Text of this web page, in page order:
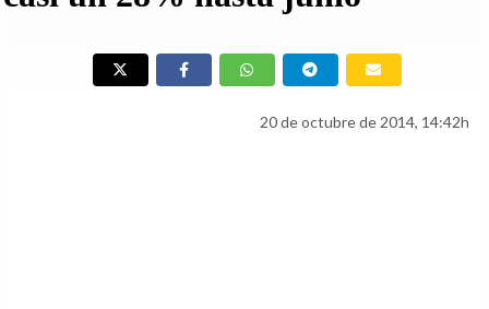
20 de octubre de 2014, 14:42h